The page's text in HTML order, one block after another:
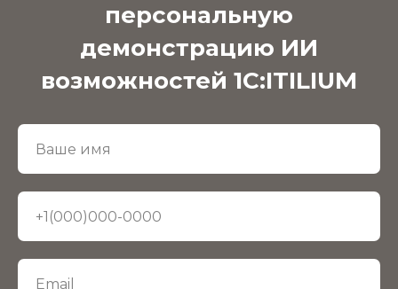
персональную
демонстрацию ИИ
возможностей 1С:ITILIUM